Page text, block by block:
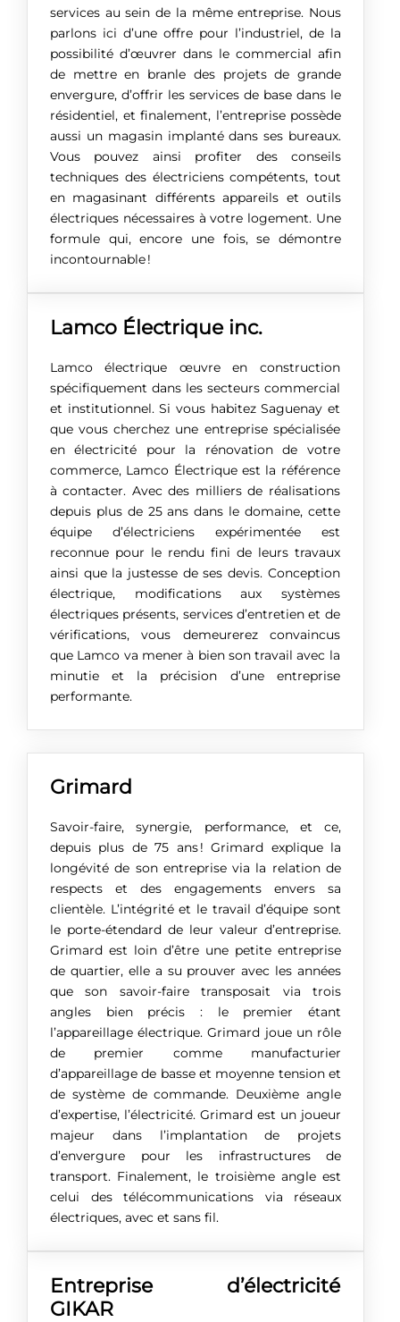
services au sein de la même entreprise. Nous
parlons ici d’une offre pour l’industriel, de la
possibilité d’œuvrer dans le commercial afin
de mettre en branle des projets de grande
envergure, d’offrir les services de base dans le
résidentiel, et finalement, l’entreprise possède
aussi un magasin implanté dans ses bureaux.
Vous pouvez ainsi profiter des conseils
techniques des électriciens compétents, tout
en magasinant différents appareils et outils
électriques nécessaires à votre logement. Une
formule qui, encore une fois, se démontre
incontournable !
Lamco Électrique inc.
Lamco électrique œuvre en construction
spécifiquement dans les secteurs commercial
et institutionnel. Si vous habitez Saguenay et
que vous cherchez une entreprise spécialisée
en électricité pour la rénovation de votre
commerce, Lamco Électrique est la référence
à contacter. Avec des milliers de réalisations
depuis plus de 25 ans dans le domaine, cette
équipe d’électriciens expérimentée est
reconnue pour le rendu fini de leurs travaux
ainsi que la justesse de ses devis. Conception
électrique, modifications aux systèmes
électriques présents, services d’entretien et de
vérifications, vous demeurerez convaincus
que Lamco va mener à bien son travail avec la
minutie et la précision d’une entreprise
performante.
Grimard
Savoir-faire, synergie, performance, et ce,
depuis plus de 75 ans ! Grimard explique la
longévité de son entreprise via la relation de
respects et des engagements envers sa
clientèle. L’intégrité et le travail d’équipe sont
le porte-étendard de leur valeur d’entreprise.
Grimard est loin d’être une petite entreprise
de quartier, elle a su prouver avec les années
que son savoir-faire transposait via trois
angles bien précis : le premier étant
l’appareillage électrique. Grimard joue un rôle
de premier comme manufacturier
d’appareillage de basse et moyenne tension et
de système de commande. Deuxième angle
d’expertise, l’électricité. Grimard est un joueur
majeur dans l’implantation de projets
d’envergure pour les infrastructures de
transport. Finalement, le troisième angle est
celui des télécommunications via réseaux
électriques, avec et sans fil.
Entreprise d’électricité
GIKAR